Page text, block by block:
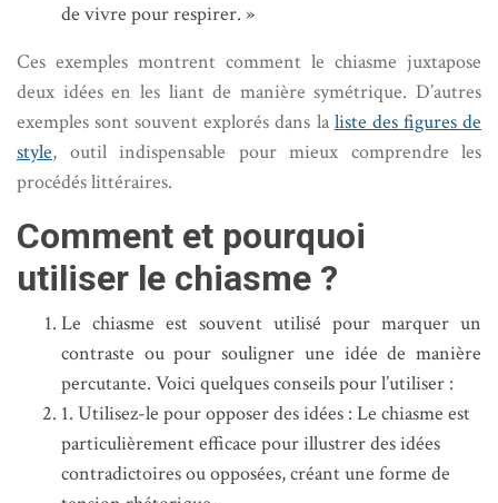
de vivre pour respirer. »
Ces exemples montrent comment le chiasme juxtapose
deux idées en les liant de manière symétrique. D’autres
exemples sont souvent explorés dans la liste des figures de
style, outil indispensable pour mieux comprendre les
procédés littéraires.
Comment et pourquoi
utiliser le chiasme ?
Le chiasme est souvent utilisé pour marquer un
contraste ou pour souligner une idée de manière
percutante. Voici quelques conseils pour l’utiliser :
1. Utilisez-le pour opposer des idées : Le chiasme est
particulièrement efficace pour illustrer des idées
contradictoires ou opposées, créant une forme de